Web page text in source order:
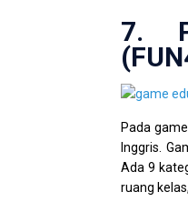
7.
Pada
Inggris.
Ada 9
ruang